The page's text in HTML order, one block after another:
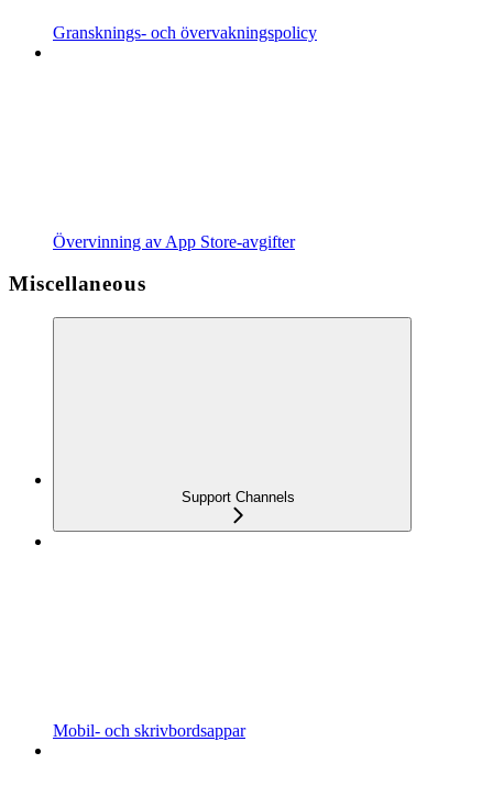
Gransknings- och övervakningspolicy
Övervinning av App Store-avgifter
Miscellaneous
Support Channels
Mobil- och skrivbordsappar